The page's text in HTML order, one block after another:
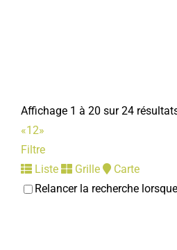
Affichage 1 à 20 sur 24
«12»
Filtre
Liste
Grille
Carte
Relancer la recherche